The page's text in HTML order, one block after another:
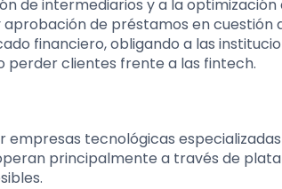
de intermediarios y a la optimización
de préstamos en cuestión
financiero, obligando a las
perder clientes frente a las fintech.
tecnológicas
principalmente a través de